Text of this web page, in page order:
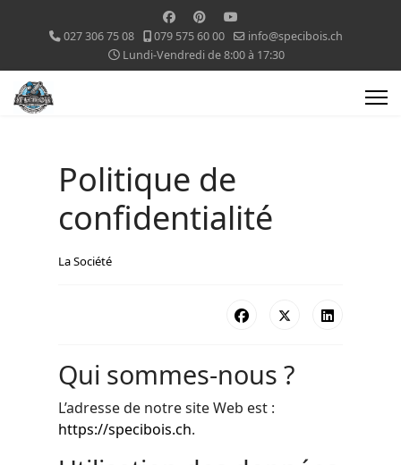
027 306 75 08 079 575 60 00
info@specibois.ch
Lundi-Vendredi de 8:00 à 17:30
Politique de
confidentialité
La Société
Qui sommes-nous ?
L’adresse de notre site Web est :
https://specibois.ch.